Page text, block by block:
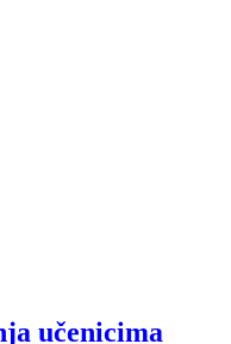
učenicima